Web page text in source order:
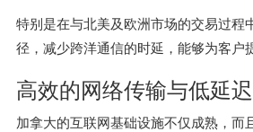
特别是在与北美及欧洲市场的交易过程
径，减少跨洋通信的时延，能够为客户
高效的网络传输与低延迟
加拿大的互联网基础设施不仅成熟，